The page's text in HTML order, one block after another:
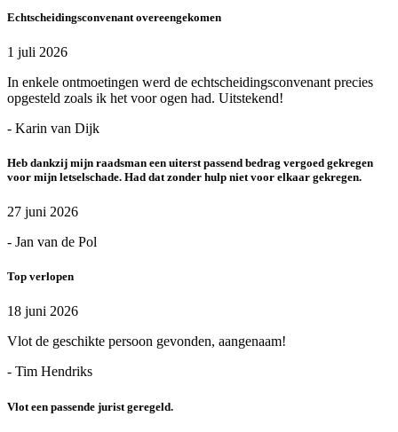
Echtscheidingsconvenant overeengekomen
1 juli 2026
In enkele ontmoetingen werd de echtscheidingsconvenant precies
opgesteld zoals ik het voor ogen had. Uitstekend!
- Karin van Dijk
Heb dankzij mijn raadsman een uiterst passend bedrag vergoed gekregen
voor mijn letselschade. Had dat zonder hulp niet voor elkaar gekregen.
27 juni 2026
- Jan van de Pol
Top verlopen
18 juni 2026
Vlot de geschikte persoon gevonden, aangenaam!
- Tim Hendriks
Vlot een passende jurist geregeld.